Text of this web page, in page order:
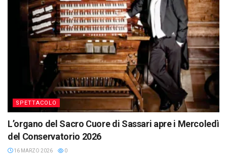
SPETTACOLO
L’organo del Sacro Cuore di Sassari apre i Mercoledì
del Conservatorio 2026
16 MARZO 2026 0